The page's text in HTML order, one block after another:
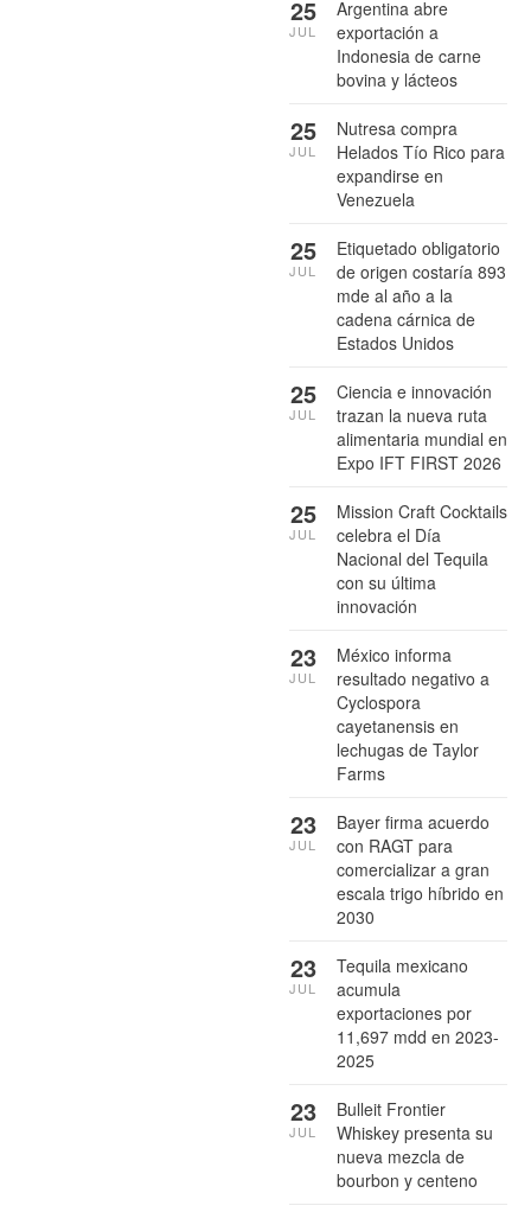
Argentina abre
exportación a
Indonesia de carne
bovina y lácteos
25
JUL
Nutresa compra
Helados Tío Rico para
expandirse en
Venezuela
25
JUL
Etiquetado obligatorio
de origen costaría 893
mde al año a la
cadena cárnica de
Estados Unidos
25
JUL
Ciencia e innovación
trazan la nueva ruta
alimentaria mundial en
Expo IFT FIRST 2026
25
JUL
Mission Craft Cocktails
celebra el Día
Nacional del Tequila
con su última
innovación
25
JUL
México informa
resultado negativo a
Cyclospora
cayetanensis en
lechugas de Taylor
Farms
23
JUL
Bayer firma acuerdo
con RAGT para
comercializar a gran
escala trigo híbrido en
2030
23
JUL
Tequila mexicano
acumula
exportaciones por
11,697 mdd en 2023-
2025
23
JUL
Bulleit Frontier
Whiskey presenta su
nueva mezcla de
bourbon y centeno
23
JUL